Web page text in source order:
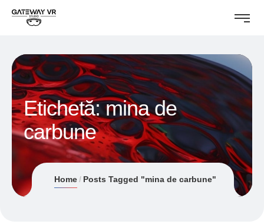
Etichetă:mina de
carbune
Home Posts Tagged "mina de carbune"